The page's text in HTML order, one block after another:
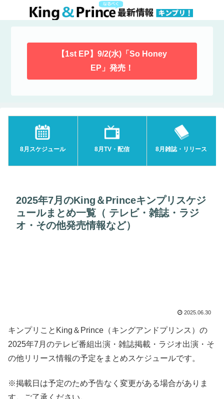
【1st EP】9/2(水)「So Honey
EP」発売！
8月スケジュール 8月TV・配信 8月雑誌・リリース
2025年7月のKing＆Princeキンプリスケジ
ュールまとめ一覧（ テレビ・雑誌・ラジ
オ・その他発売情報など）
2025.06.30
キンプリことKing＆Prince（キングアンドプリンス）の
2025年7月のテレビ番組出演・雑誌掲載・ラジオ出演・そ
の他リリース情報の予定をまとめスケジュールです。
※掲載日は予定のため予告なく変更がある場合がありま